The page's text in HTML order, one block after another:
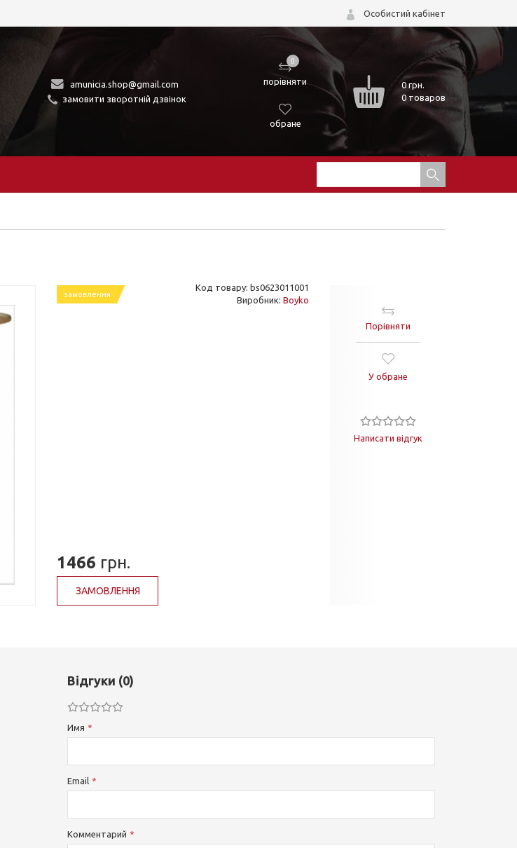
Особистий кабінет
amunicia.shop@gmail.com
замовити зворотній дзвінок
0
порівняти
обране
0грн.
0 товаров
замовлення
Код товару: bs0623011001
Виробник: Boyko
1466 грн.
ЗАМОВЛЕННЯ
Порівняти
У обране
Написати відгук
Відгуки (0)
Имя
Email
Комментарий